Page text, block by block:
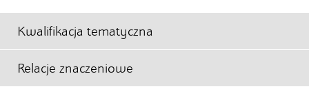
Kwalifikacja tematyczna
Relacje znaczeniowe